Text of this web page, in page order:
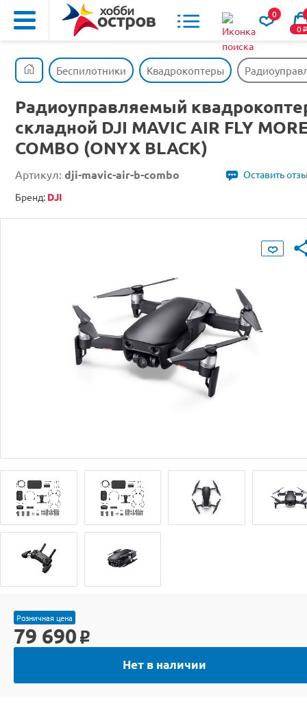
0
0o
Беспилотники Квадрокоптеры
Радиоуправляемый
складной DJI MAVIC AIR FLY
COMBO (ONYX BLACK)
Артикул: dji-mavic-air-b-combo
Оставить
Бренд: DJI
Розничная цена
79 690 o
Нет в наличии